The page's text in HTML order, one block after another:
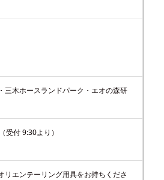
三木ホースランドパーク・エオの森研
受付 9:30より）
リエンテーリング用具をお持ちくださ